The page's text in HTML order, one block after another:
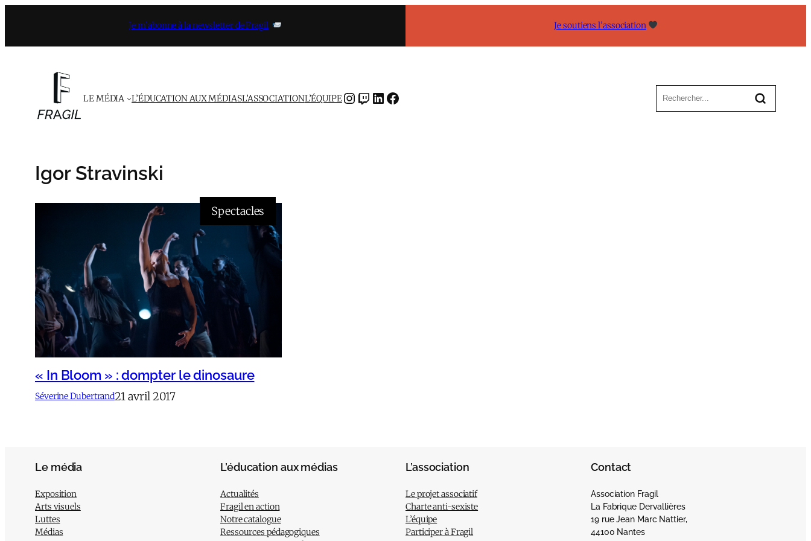
contenu
Je m’abonne à la newsletter de Fragil Je soutiens l’association
LE MÉDIA L’ÉDUCATION AUX MÉDIASL’ASSOCIATIONL’ÉQUIPEINSTAGRAMTWITCH LINKEDIN FACEBOOK
Igor Stravinski
Spectacles
« In Bloom » : dompter le dinosaure
Séverine Dubertrand21 avril 2017
Le média
Exposition
Arts visuels
Luttes
Médias
L’éducation aux médias
Actualités
Fragil en action
Notre catalogue
Ressources pédagogiques
L’association
Le projet associatif
Charte anti-sexiste
L’équipe
Participer à Fragil
Contact
Association Fragil
La Fabrique Dervallières
19 rue Jean Marc Nattier,
44100 Nantes